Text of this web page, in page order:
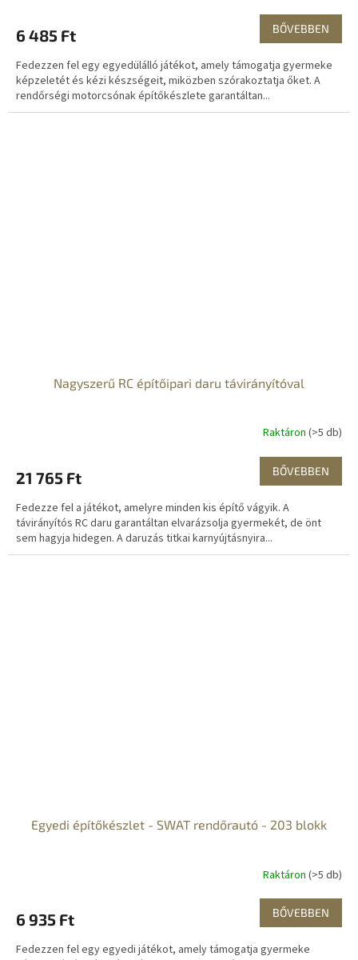
6 485 Ft BŐVEBBEN
Fedezzen fel egy egyedülálló játékot, amely támogatja gyermeke
képzeletét és kézi készségeit, miközben szórakoztatja őket. A
rendőrségi motorcsónak építőkészlete garantáltan...
Nagyszerű RC építőipari daru távirányítóval
Raktáron (>5 db)
21 765 Ft BŐVEBBEN
Fedezze fel a játékot, amelyre minden kis építő vágyik. A
távirányítós RC daru garantáltan elvarázsolja gyermekét, de önt
sem hagyja hidegen. A daruzás titkai karnyújtásnyira...
Egyedi építőkészlet - SWAT rendőrautó - 203 blokk
Raktáron (>5 db)
6 935 Ft BŐVEBBEN
Fedezzen fel egy egyedi játékot, amely támogatja gyermeke